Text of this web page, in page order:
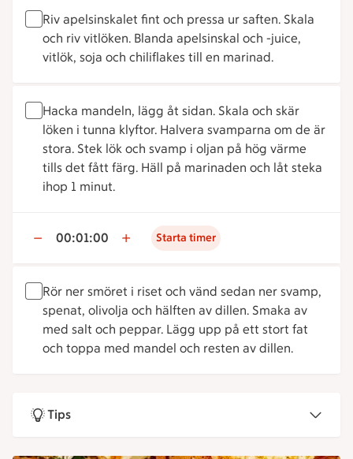
Riv apelsinskalet fint och pressa ur saften. Skala
och riv vitlöken. Blanda apelsinskal och -juice,
vitlök, soja och chiliflakes till en marinad.
Hacka mandeln, lägg åt sidan. Skala och skär
löken i tunna klyftor. Halvera svamparna om de är
stora. Stek lök och svamp i oljan på hög värme
tills det fått färg. Häll på marinaden och låt steka
ihop 1 minut.
00:01:00 Starta timer
Rör ner smöret i riset och vänd sedan ner svamp,
spenat, olivolja och hälften av dillen. Smaka av
med salt och peppar. Lägg upp på ett stort fat
och toppa med mandel och resten av dillen.
Tips